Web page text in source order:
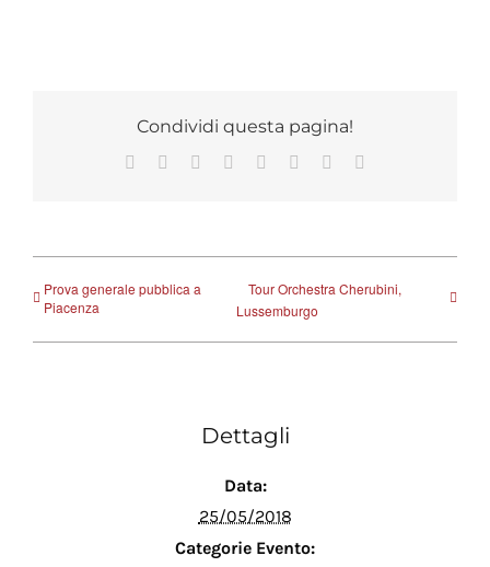
Condividi questa pagina!
Facebook Reddit LinkedIn
TumblrPinterest
Prova generale pubblica a
Piacenza
Tour Orchestra Cherubini,
Lussemburgo
Dettagli
Data:
25/05/2018
Categorie Evento: